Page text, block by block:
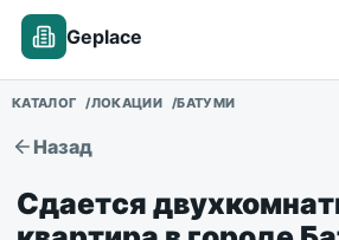
Geplace
КАТАЛОГ ЛОКАЦИИ БАТУМИ
Назад
Сдается